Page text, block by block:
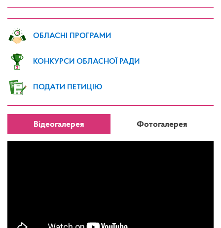
ОБЛАСНІ ПРОГРАМИ
КОНКУРСИ ОБЛАСНОЇ РАДИ
ПОДАТИ ПЕТИЦІЮ
Відеогалерея Фотогалерея